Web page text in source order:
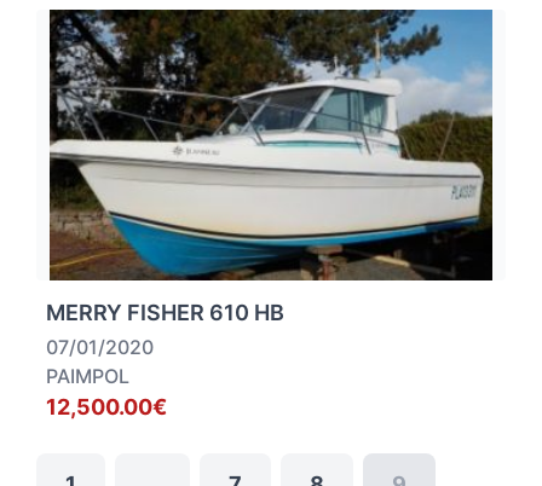
MERRY FISHER 610 HB
07/01/2020
PAIMPOL
12,500.00€